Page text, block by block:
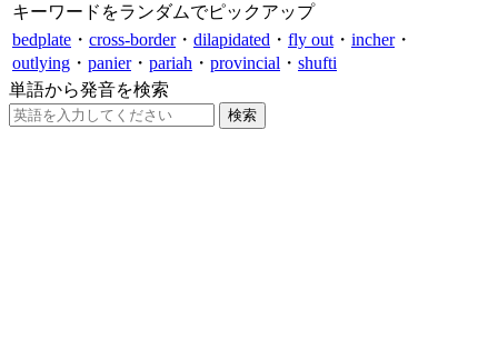
キーワードをランダムでピックアップ
bedplate ・ cross-border・ dilapidated ・ fly out ・ incher・
outlying ・ panier・ pariah ・ provincial ・ shufti
単語から発音を検索